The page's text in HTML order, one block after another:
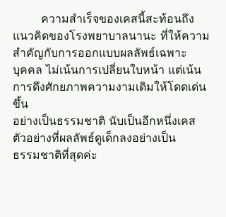
แนวคิดของโรงพยาบาลนานะ ที่ให้ความ
สำคัญกับการออกแบบผลลัพธ์เฉพาะ
บุคคล ไม่เน้นการเปลี่ยนใบหน้า แต่เน้น
การดึงศักยภาพความงามเดิมให้โดดเด่น
ขึ้น
อย่างเป็นธรรมชาติ นับเป็นอีกหนึ่งเคส
ตัวอย่างที่ผลลัพธ์ดูเด็กลงอย่างเป็น
ธรรมชาติที่สุดค่ะ